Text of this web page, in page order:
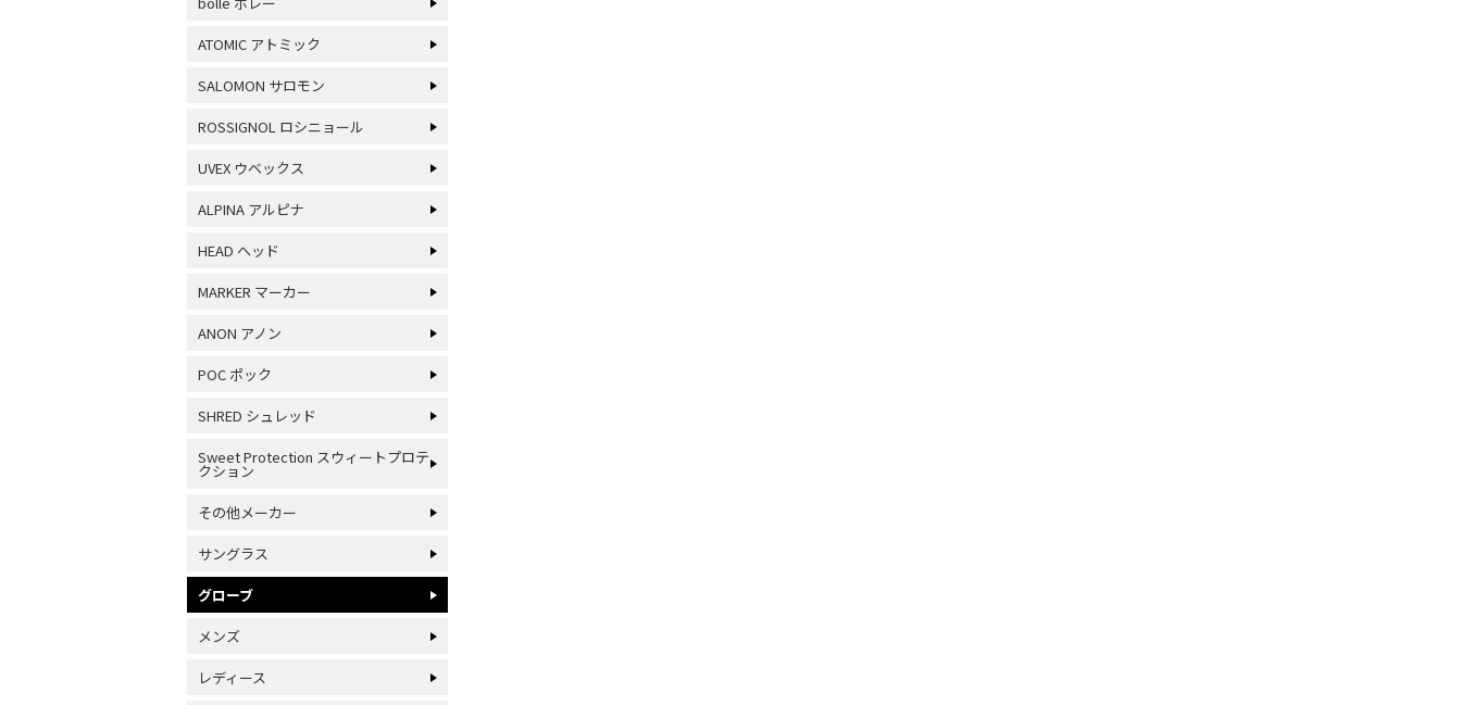
ATOMIC アトミック
SALOMON サロモン
ROSSIGNOL ロシニョール
UVEX ウベックス
ALPINA アルピナ
HEAD ヘッド
MARKER マーカー
ANON アノン
POC ポック
SHRED シュレッド
Sweet Protection スウィートプロテ
クション
その他メーカー
サングラス
グローブ
メンズ
レディース